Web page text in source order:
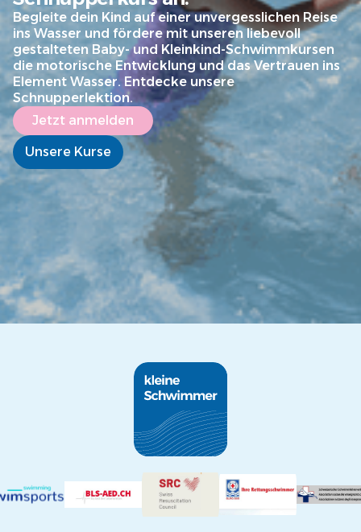
Begleite dein Kind auf einer unvergesslichen Reise
ins Wasser und fördere mit unseren liebevoll
gestalteten Baby- und Kleinkind-Schwimmkursen
die motorische Entwicklung und das Vertrauen ins
Element Wasser. Entdecke unsere
Schnupperlektion.
Jetzt anmelden
Unsere Kurse